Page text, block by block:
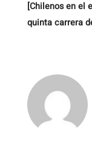
[Chilenos en el
quinta carrera